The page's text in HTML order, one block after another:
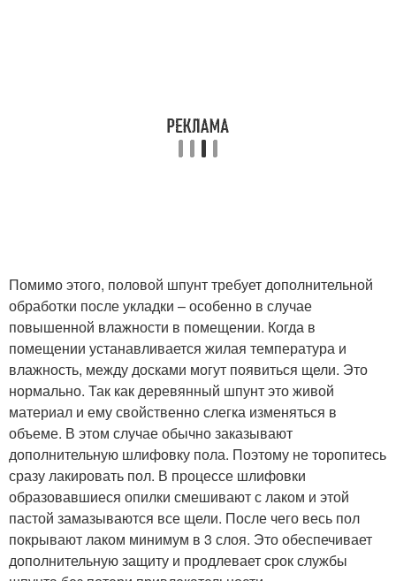
Помимо этого, половой шпунт требует дополнительной
обработки после укладки – особенно в случае
повышенной влажности в помещении. Когда в
помещении устанавливается жилая температура и
влажность, между досками могут появиться щели. Это
нормально. Так как деревянный шпунт это живой
материал и ему свойственно слегка изменяться в
объеме. В этом случае обычно заказывают
дополнительную шлифовку пола. Поэтому не торопитесь
сразу лакировать пол. В процессе шлифовки
образовавшиеся опилки смешивают с лаком и этой
пастой замазываются все щели. После чего весь пол
покрывают лаком минимум в 3 слоя. Это обеспечивает
дополнительную защиту и продлевает срок службы